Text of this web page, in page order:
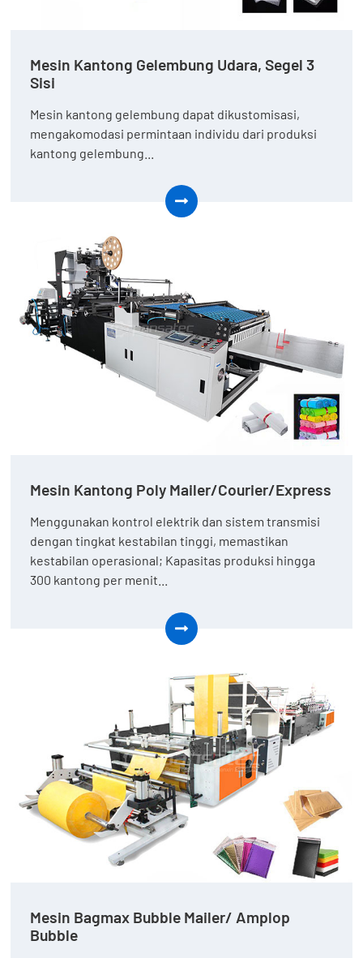
Mesin Kantong Gelembung Udara, Segel 3
Sisi
Mesin kantong gelembung dapat dikustomisasi,
mengakomodasi permintaan individu dari produksi
kantong gelembung...
Mesin Kantong Poly Mailer/Courier/Express
Menggunakan kontrol elektrik dan sistem transmisi
dengan tingkat kestabilan tinggi, memastikan
kestabilan operasional; Kapasitas produksi hingga
300 kantong per menit...
Mesin Bagmax Bubble Mailer/ Amplop
Bubble